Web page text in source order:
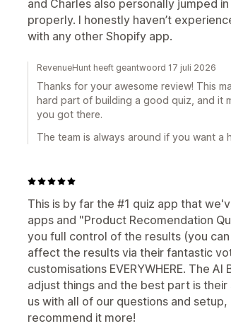
and Charles also personally jumped
properly. I honestly haven’t
with any other Shopify app.
RevenueHunt heeft geantwoord 17 juli 2026
Thanks for your awesome review! This
hard part of building a good quiz, and it
you got there.
The team is always around if you want a
This is by far the #1 quiz app that
apps and "Product Recomendation
you full control of the results (you
affect the results via their fantastic
customisations EVERYWHERE. The
adjust things and the best part is
us with all of our questions and
recommend it more!